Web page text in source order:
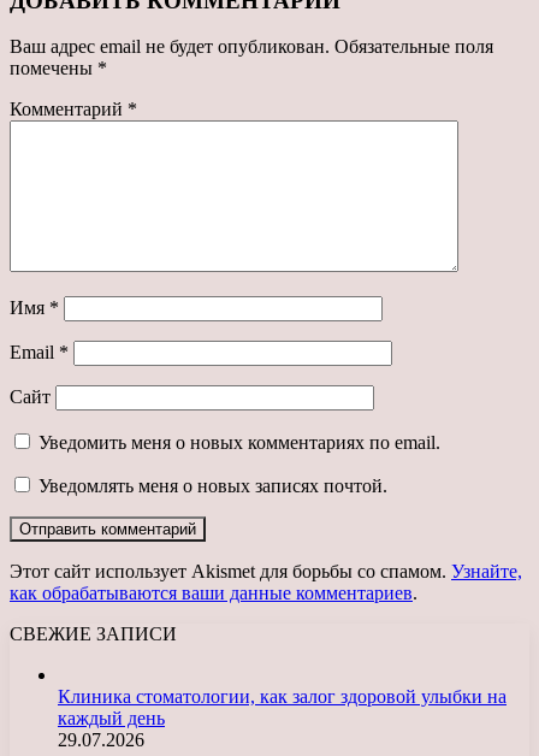
Ваш адрес email не будет опубликован. Обязательные поля
помечены *
Комментарий *
Имя *
Email *
Сайт
Уведомить меня о новых комментариях по email.
Уведомлять меня о новых записях почтой.
Этот сайт использует Akismet для борьбы со спамом. Узнайте,
как обрабатываются ваши данные комментариев.
СВЕЖИЕ ЗАПИСИ
Клиника стоматологии, как залог здоровой улыбки на
каждый день
29.07.2026